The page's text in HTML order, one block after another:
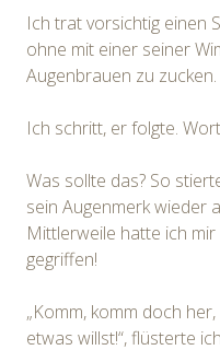
Ich trat vorsichtig einen
ohne mit einer seiner
Augenbrauen zu zucken.
Ich schritt, er folgte.
Was sollte das? So
sein Augenmerk wieder
Mittlerweile hatte ich
gegriffen!
„Komm, komm doch
etwas willst!“, flüsterte